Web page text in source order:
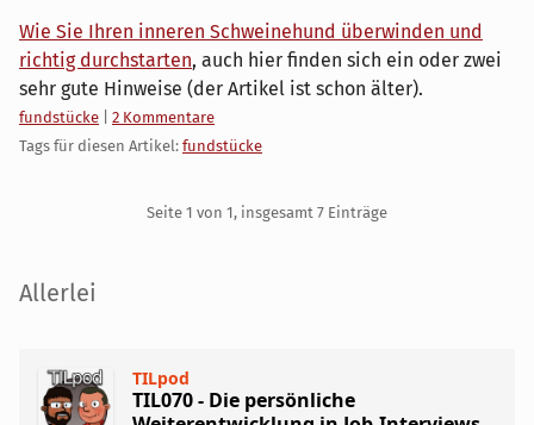
Wie Sie Ihren inneren Schweinehund überwinden und
richtig durchstarten, auch hier finden sich ein oder zwei
sehr gute Hinweise (der Artikel ist schon älter).
Kategorien:
fundstücke
2 Kommentare
Tags für diesen Artikel: fundstücke
Seite 1 von 1, insgesamt 7 Einträge
Seitenleiste
Allerlei